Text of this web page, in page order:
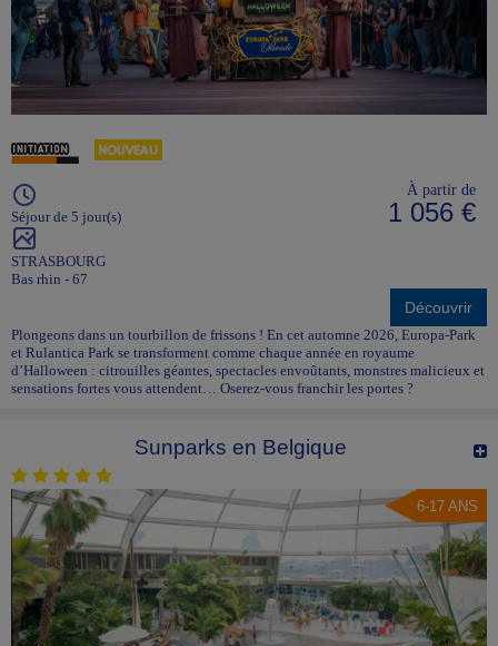
Séjour de 5 jour(s)
STRASBOURG
Bas rhin - 67
À partir de
1 056 €
Découvrir
Plongeons dans un tourbillon de frissons ! En cet automne 2026, Europa-Park
et Rulantica Park se transforment comme chaque année en royaume
d’Halloween : citrouilles géantes, spectacles envoûtants, monstres malicieux et
sensations fortes vous attendent… Oserez-vous franchir les portes ?
Sunparks en Belgique
6-17 ANS